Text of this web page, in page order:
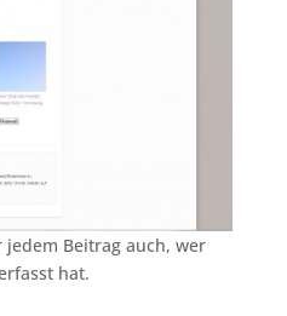
Beitrag auch, wer
hat.